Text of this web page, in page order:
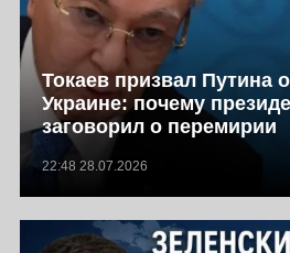
Токаев призвал Путина
Украине: почему
заговорил о перемирии
22:48 28.07.2026